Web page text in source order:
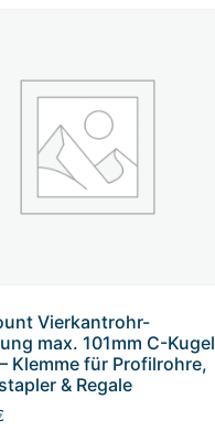
Vierkantrohr-
max. 101mm C-Kugel
Klemme für Profilrohre,
& Regale